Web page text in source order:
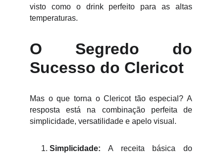
visto como o drink perfeito para as altas
temperaturas.
O Segredo do
Sucesso do Clericot
Mas o que torna o Clericot tão especial? A
resposta está na combinação perfeita de
simplicidade, versatilidade e apelo visual.
Simplicidade: A receita básica do